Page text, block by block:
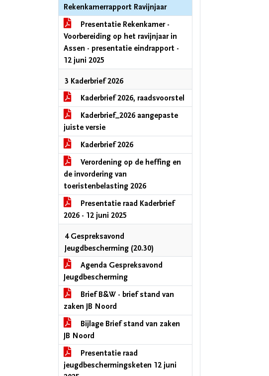
Rekenkamerrapport Ravijnjaar
Presentatie Rekenkamer -
Voorbereiding op het ravijnjaar in
Assen - presentatie eindrapport -
12 juni 2025
3 Kaderbrief 2026
Kaderbrief 2026, raadsvoorstel
Kaderbrief_2026 aangepaste
juiste versie
Kaderbrief 2026
Verordening op de heffing en
de invordering van
toeristenbelasting 2026
Presentatie raad Kaderbrief
2026 - 12 juni 2025
4 Gespreksavond
Jeugdbescherming (20.30)
Agenda Gespreksavond
Jeugdbescherming
Brief B&W - brief stand van
zaken JB Noord
Bijlage Brief stand van zaken
JB Noord
Presentatie raad
jeugdbeschermingsketen 12 juni